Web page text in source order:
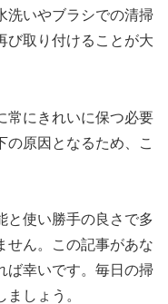
洗いやブラシでの清掃
び取り付けることが大
常にきれいに保つ必要
の原因となるため、こ
と使い勝手の良さで多
せん。この記事があな
ば幸いです。毎日の掃
しょう。